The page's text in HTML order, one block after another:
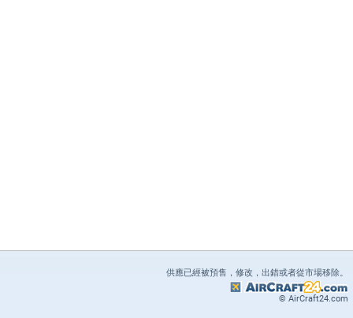
供應已經被預售，修改，出錯或者從市場移除。
© AirCraft24.com